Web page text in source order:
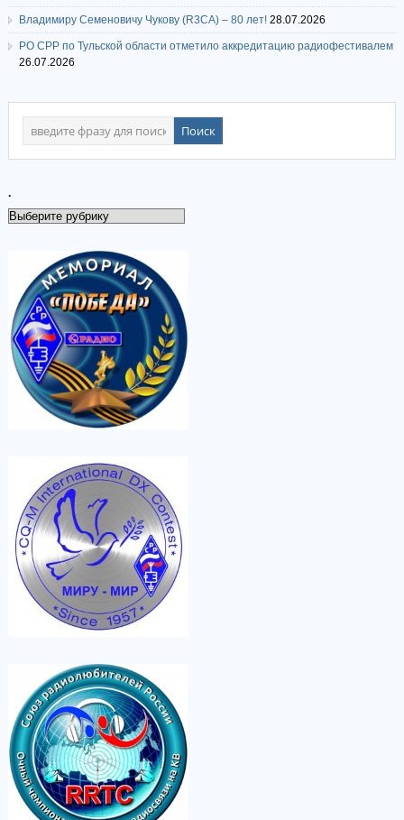
Владимиру Семеновичу Чукову (R3CA) – 80 лет! 28.07.2026
РО СРР по Тульской области отметило аккредитацию радиофестивалем
26.07.2026
.